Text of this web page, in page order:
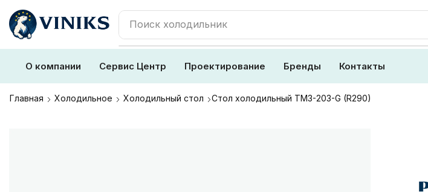
Поиск холодильник
О компании Сервис Центр Проектирование Бренды Контакты
Главная Холодильное Холодильный стол Стол холодильный TM3-203-G (R290)